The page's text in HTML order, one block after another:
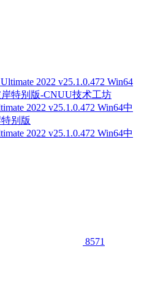
2022 v25.1.0.472 Win64中
别版
2022 v25.1.0.472 Win64中
8571